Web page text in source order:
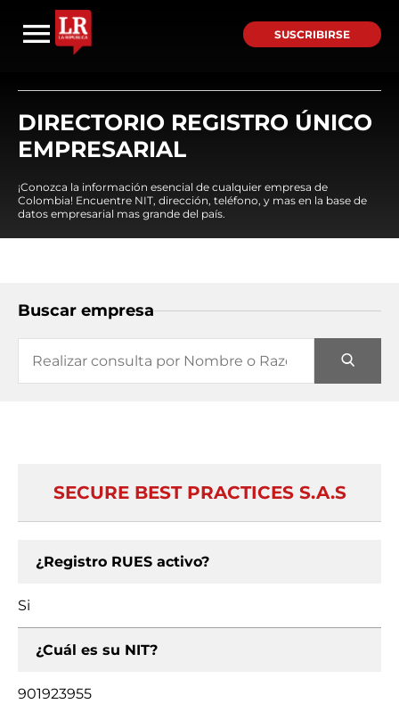
SUSCRIBIRSE
DIRECTORIO REGISTRO ÚNICO
EMPRESARIAL
¡Conozca la información esencial de cualquier empresa de
Colombia! Encuentre NIT, dirección, teléfono, y mas en la base de
datos empresarial mas grande del país.
Buscar empresa
SECURE BEST PRACTICES S.A.S
¿Registro RUES activo?
Si
¿Cuál es su NIT?
901923955